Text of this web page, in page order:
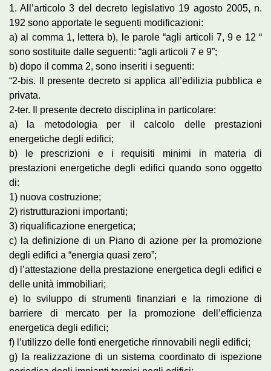
1. All’articolo 3 del decreto legislativo 19 agosto 2005, n.
192 sono apportate le seguenti modificazioni:
a) al comma 1, lettera b), le parole “agli articoli 7, 9 e 12 “
sono sostituite dalle seguenti: “agli articoli 7 e 9”;
b) dopo il comma 2, sono inseriti i seguenti:
“2-bis. Il presente decreto si applica all’edilizia pubblica e
privata.
2-ter. Il presente decreto disciplina in particolare:
a) la metodologia per il calcolo delle prestazioni
energetiche degli edifici;
b) le prescrizioni e i requisiti minimi in materia di
prestazioni energetiche degli edifici quando sono oggetto
di:
1) nuova costruzione;
2) ristrutturazioni importanti;
3) riqualificazione energetica;
c) la definizione di un Piano di azione per la promozione
degli edifici a “energia quasi zero”;
d) l’attestazione della prestazione energetica degli edifici e
delle unità immobiliari;
e) lo sviluppo di strumenti finanziari e la rimozione di
barriere di mercato per la promozione dell’efficienza
energetica degli edifici;
f) l’utilizzo delle fonti energetiche rinnovabili negli edifici;
g) la realizzazione di un sistema coordinato di ispezione